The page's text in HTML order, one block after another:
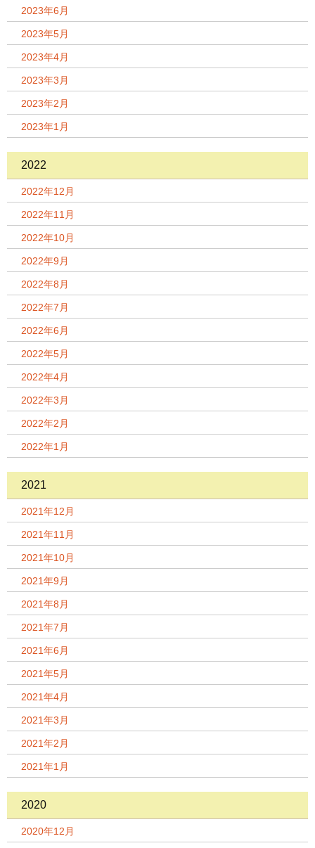
2023年6月
2023年5月
2023年4月
2023年3月
2023年2月
2023年1月
2022
2022年12月
2022年11月
2022年10月
2022年9月
2022年8月
2022年7月
2022年6月
2022年5月
2022年4月
2022年3月
2022年2月
2022年1月
2021
2021年12月
2021年11月
2021年10月
2021年9月
2021年8月
2021年7月
2021年6月
2021年5月
2021年4月
2021年3月
2021年2月
2021年1月
2020
2020年12月